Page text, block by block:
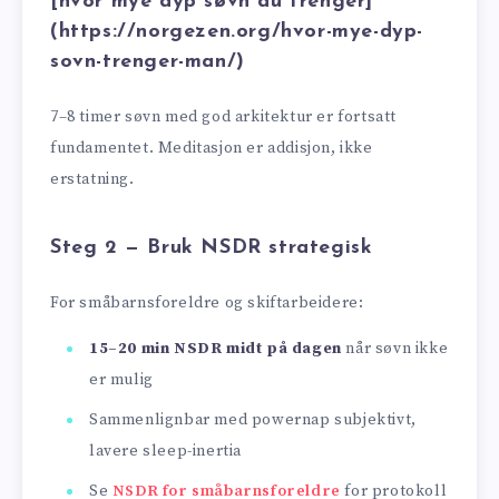
(https://norgezen.org/hvor-mye-dyp-
sovn-trenger-man/)
7–8 timer søvn med god arkitektur er fortsatt
fundamentet. Meditasjon er addisjon, ikke
erstatning.
Steg 2 — Bruk NSDR strategisk
For småbarnsforeldre og skiftarbeidere:
15–20 min NSDR midt på dagen når søvn ikke
er mulig
Sammenlignbar med powernap subjektivt,
lavere sleep-inertia
Se NSDR for småbarnsforeldre for protokoll